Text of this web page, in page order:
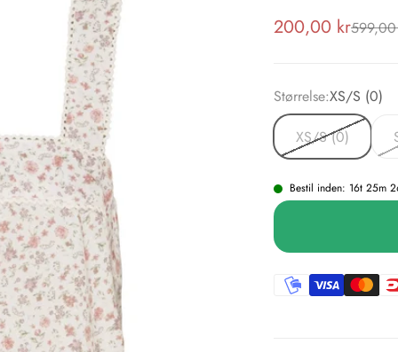
Salgspris
200,00 kr
Størrelse:XS/S (0)
XS/S (0)
Bestil inden: 16t 25m